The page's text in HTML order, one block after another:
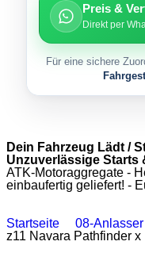
Preis &
Direkt per
Für eine sichere
Dein Fahrzeug Lädt /
Unzuverlässige Starts
ATK-Motoraggregate -
einbaufertig geliefert! -
Startseite 08-
z11 Navara Pathfinder x